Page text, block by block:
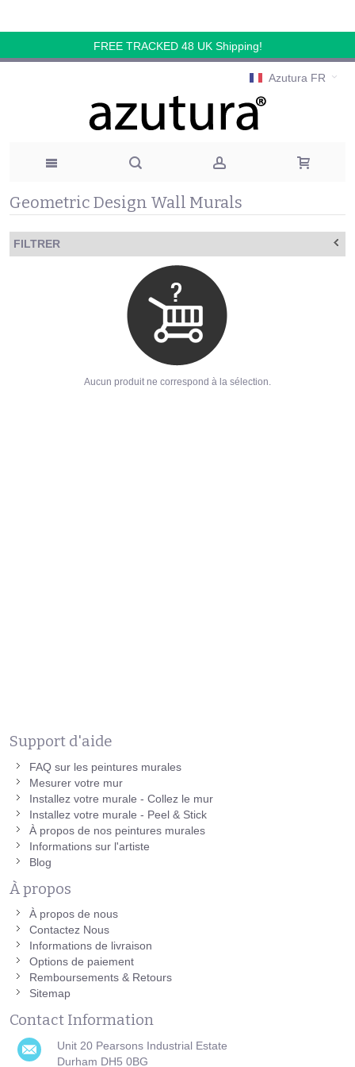
FREE TRACKED 48 UK Shipping!
Azutura FR
Geometric Design Wall Murals
FILTRER
Aucun produit ne correspond à la sélection.
Support d'aide
FAQ sur les peintures murales
Mesurer votre mur
Installez votre murale - Collez le mur
Installez votre murale - Peel & Stick
À propos de nos peintures murales
Informations sur l'artiste
Blog
À propos
À propos de nous
Contactez Nous
Informations de livraison
Options de paiement
Remboursements & Retours
Sitemap
Contact Information
Unit 20 Pearsons Industrial Estate
Durham DH5 0BG